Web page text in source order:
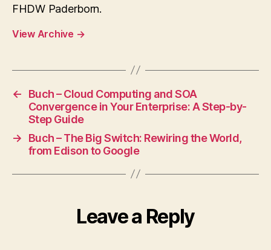
FHDW Paderborn.
View Archive →
←
Buch – Cloud Computing and SOA
Convergence in Your Enterprise: A Step-by-
Step Guide
→
Buch – The Big Switch: Rewiring the World,
from Edison to Google
Leave a Reply